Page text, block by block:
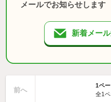
メールでお知らせします
新着メー
前へ
1ペー
全1